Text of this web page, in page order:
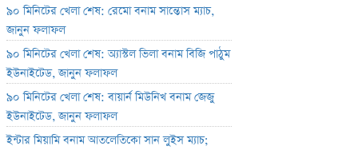
৯০ মিনিটের খেলা শেষ: রেমো বনাম সান্তোস ম্যাচ,
জানুন ফলাফল
৯০ মিনিটের খেলা শেষ: অ্যাস্টল ভিলা বনাম বিজি পাঠুম
ইউনাইটেড, জানুন ফলাফল
৯০ মিনিটের খেলা শেষ: বায়ার্ন মিউনিখ বনাম জেজু
ইউনাইটেড, জানুন ফলাফল
ইন্টার মিয়ামি বনাম আতলেতিকো সান লুইস ম্যাচ;